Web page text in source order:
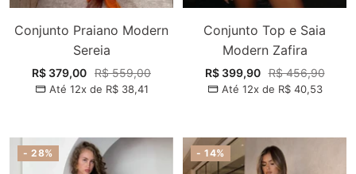
Conjunto Praiano Modern
Sereia
Preço
promocional
R$ 379,00 Preço
normal
R$ 559,00
Até 12x de R$ 38,41
Conjunto Top e Saia
Modern Zafira
Preço
promocional
R$ 399,90 Preço
normal
R$ 456,90
Até 12x de R$ 40,53
- 28% - 14%